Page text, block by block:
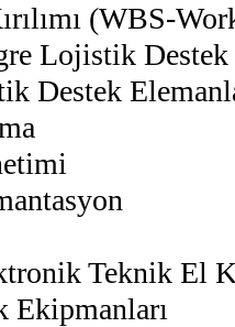
(WBS-
Lojistik Destek
Teknik El